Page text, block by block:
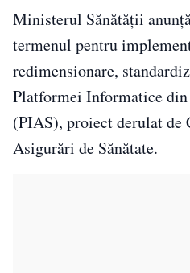
Ministerul Sănătății
termenul pentru
redimensionare,
Platformei Informatice
(PIAS), proiect derulat de
Asigurări de Sănătate.